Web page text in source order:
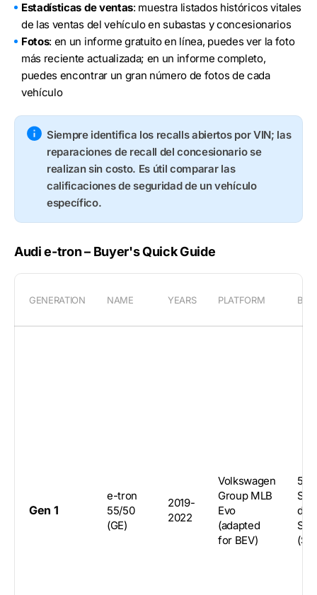
Estadísticas de ventas: muestra listados históricos vitales
de las ventas del vehículo en subastas y concesionarios
Fotos: en un informe gratuito en línea, puedes ver la foto
más reciente actualizada; en un informe completo,
puedes encontrar un gran número de fotos de cada
vehículo
Siempre identifica los recalls abiertos por VIN; las
reparaciones de recall del concesionario se
realizan sin costo. Es útil comparar las
calificaciones de seguridad de un vehículo
específico.
Audi e-tron – Buyer's Quick Guide
GENERATION NAME YEARS PLATFORM
Gen 1
e-tron
55/50
(GE)
2019-
2022
Volkswagen
Group MLB
Evo
(adapted
for BEV)
5-